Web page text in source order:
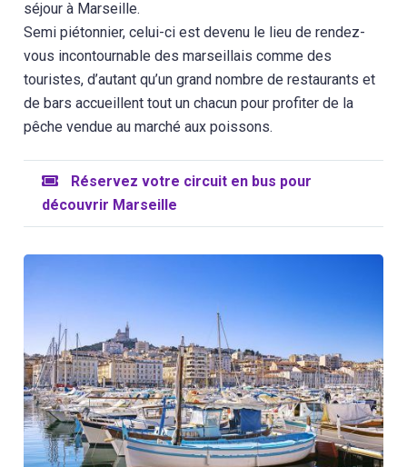
séjour à Marseille.
Semi piétonnier, celui-ci est devenu le lieu de rendez-
vous incontournable des marseillais comme des
touristes, d’autant qu’un grand nombre de restaurants et
de bars accueillent tout un chacun pour profiter de la
pêche vendue au marché aux poissons.
Réservez votre circuit en bus pour
découvrir Marseille